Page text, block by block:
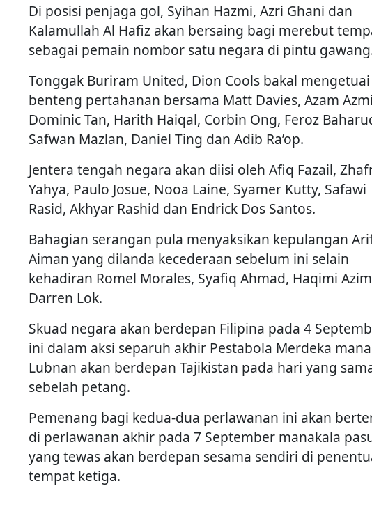
Di posisi penjaga gol, Syihan Hazmi, Azri Ghani dan
Kalamullah Al Hafiz akan bersaing bagi merebut
sebagai pemain nombor satu negara di pintu
Tonggak Buriram United, Dion Cools bakal mengetuai
benteng pertahanan bersama Matt Davies, Azam
Dominic Tan, Harith Haiqal, Corbin Ong, Feroz
Safwan Mazlan, Daniel Ting dan Adib Ra’op.
Jentera tengah negara akan diisi oleh Afiq Fazail,
Yahya, Paulo Josue, Nooa Laine, Syamer Kutty, Safawi
Rasid, Akhyar Rashid dan Endrick Dos Santos.
Bahagian serangan pula menyaksikan kepulangan
Aiman yang dilanda kecederaan sebelum ini selain
kehadiran Romel Morales, Syafiq Ahmad, Haqimi
Darren Lok.
Skuad negara akan berdepan Filipina pada 4
ini dalam aksi separuh akhir Pestabola Merdeka
Lubnan akan berdepan Tajikistan pada hari yang
sebelah petang.
Pemenang bagi kedua-dua perlawanan ini akan
di perlawanan akhir pada 7 September manakala
yang tewas akan berdepan sesama sendiri di
tempat ketiga.